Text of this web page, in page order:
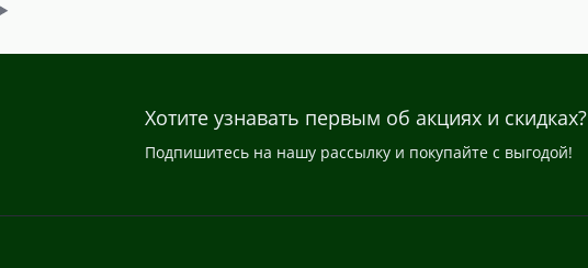
Хотите узнавать первым об акциях и скидках?
Подпишитесь на нашу рассылку и покупайте с выгодой!